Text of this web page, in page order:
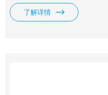
了解详情